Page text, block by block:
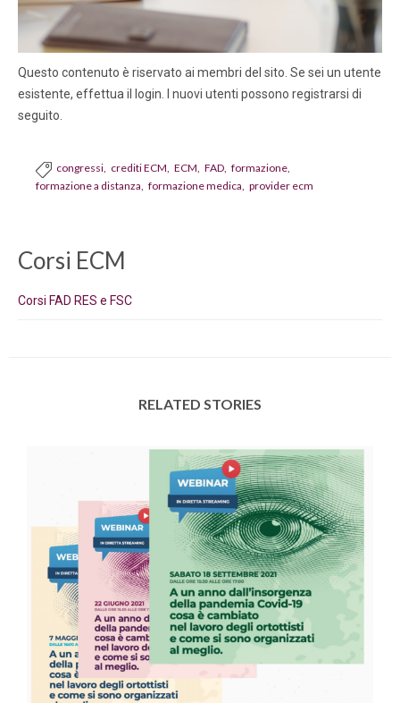
Questo contenuto è riservato ai membri del sito. Se sei un utente
esistente, effettua il login. I nuovi utenti possono registrarsi di
seguito.
 congressi crediti ECM ECM FAD formazione
formazione a distanza formazione medica provider ecm
Corsi ECM
Corsi FAD RES e FSC
RELATED STORIES